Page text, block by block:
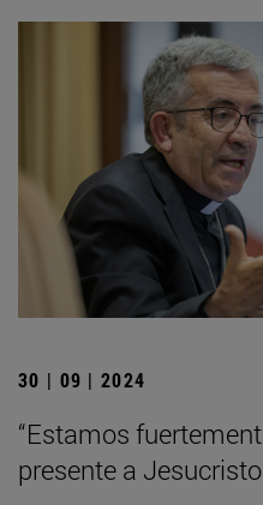
30 | 09 | 2024
“Estamos
presente a